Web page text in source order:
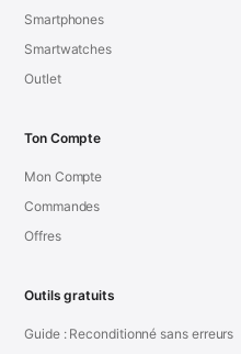
Smartphones
Smartwatches
Outlet
Ton Compte
Mon Compte
Commandes
Offres
Outils gratuits
Guide : Reconditionné sans erreurs